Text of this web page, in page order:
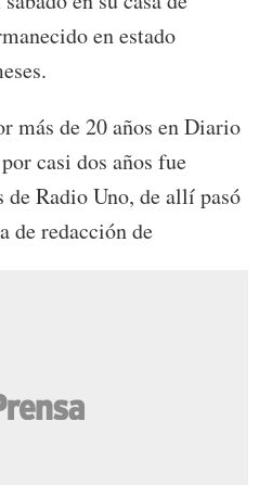
en estado
más de 20 años en Diario
casi dos años fue
Radio Uno, de allí pasó
de redacción de